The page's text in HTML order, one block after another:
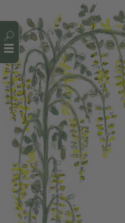
Cookie-Einstellungen